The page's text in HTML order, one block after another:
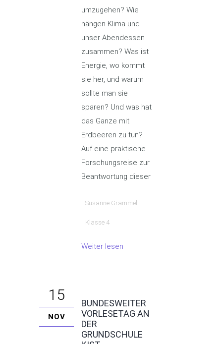
umzugehen? Wie
hängen Klima und
unser Abendessen
zusammen? Was ist
Energie, wo kommt
sie her, und warum
sollte man sie
sparen? Und was hat
das Ganze mit
Erdbeeren zu tun?
Auf eine praktische
Forschungsreise zur
Beantwortung dieser
Susanne Grammel
Klasse 4
Weiter lesen
15
NOV
BUNDESWEITER
VORLESETAG AN
DER
GRUNDSCHULE